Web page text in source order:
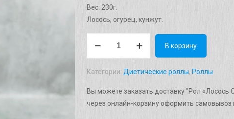
Вес: 230г.
Лосось, огурец, кунжут.
"Лосось
Огірок"
В корзину
Категории: Диетические роллы, Роллы
Вы можете заказать доставку "Рол «Лосось
через онлайн-корзину оформить самовывоз